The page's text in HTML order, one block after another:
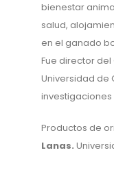
bienestar
salud,
en el ganado
Fue director del
Universidad de
Productos de
Lanas.